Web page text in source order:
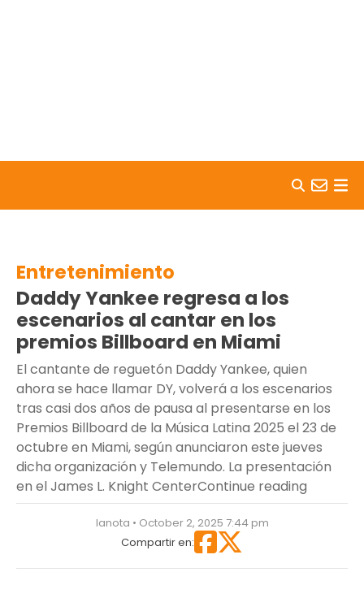
Entretenimiento
Daddy Yankee regresa a los
escenarios al cantar en los
premios Billboard en Miami
El cantante de reguetón Daddy Yankee, quien
ahora se hace llamar DY, volverá a los escenarios
tras casi dos años de pausa al presentarse en los
Premios Billboard de la Música Latina 2025 el 23 de
octubre en Miami, según anunciaron este jueves
dicha organización y Telemundo. La presentación
en el James L. Knight CenterContinue reading
lanota • October 2, 2025 7:44 pm
Compartir en: